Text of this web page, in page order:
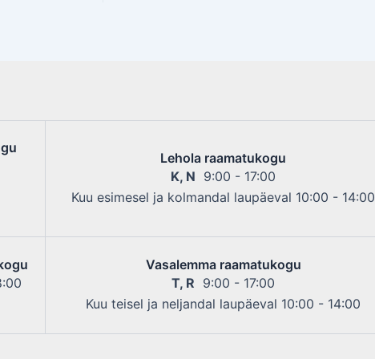
Lehola raamatukogu
K, N 9:00 - 17:00
Kuu esimesel ja kolmandal laupäeval 10:00 - 14:00
Vasalemma raamatukogu
T, R 9:00 - 17:00
Kuu teisel ja neljandal laupäeval 10:00 - 14:00